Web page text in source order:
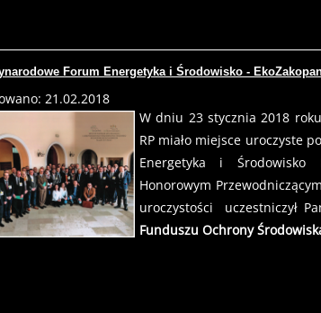
Forum Energetyka i Środowisko -
21.02.2018
W dniu 23 stycznia 2018
RP miało miejsce uroczyste
Energetyka i Środowisko
Honorowym
uroczystości uczestniczył
Funduszu Ochrony